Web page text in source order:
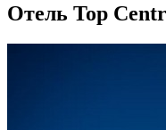
Отель Top